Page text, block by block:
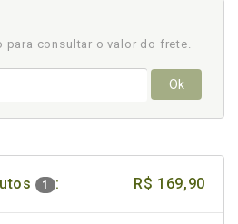
para consultar o valor do frete.
Ok
1 : R$ 169,90